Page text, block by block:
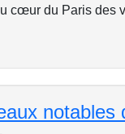
cœur du Paris des